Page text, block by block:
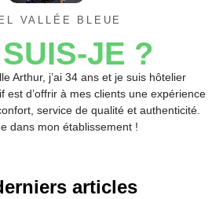
VALLÉE BLEUE
JE ?
Arthur, j’ai 34 ans et je suis hôtelier
est d’offrir à mes clients une expérience
service de qualité et authenticité.
dans mon établissement !
articles